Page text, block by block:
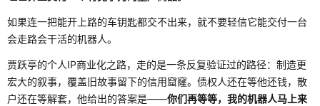
如果连一把能开上路的车钥匙都交不出来，就不要轻信它能交付一台
会走路会干活的机器人。
贾跃亭的个人IP商业化之路，走的是一条反复验证过的路径：制造更
宏大的叙事，覆盖旧故事留下的信用窟窿。债权人还在等他还钱，散
户还在等解套，他给出的答案是——你们再等等，我的机器人马上来